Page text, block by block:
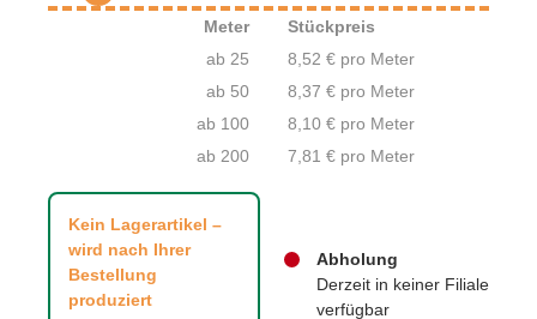
Kein Lagerartikel –
wird nach Ihrer
Bestellung
produziert
Abholung
Derzeit in keiner Filiale
verfügbar
Meter
Stückpreis
ab 25
8,52 € pro Meter
ab 50
8,37 € pro Meter
ab 100
8,10 € pro Meter
ab 200
7,81 € pro Meter